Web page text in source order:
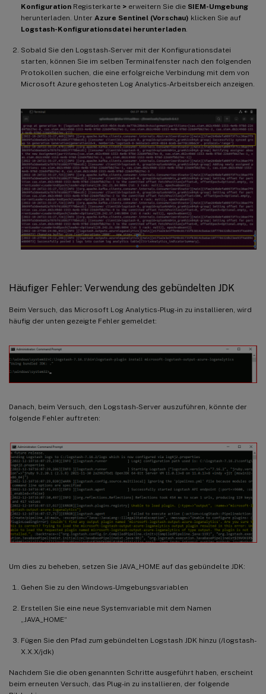
Konfiguration Registerkarte > erweitern Sie die SIEM-Umgebung
herunterladen. Unter Azure Sentinel (Vorschau) klicken Sie auf
Logstash-Konfigurationsdatei herunterladen
Sobald Sie den Logstash-Server mit der Konfigurationsdatei
starten, können Sie im selben Terminalfenster nach den folgenden
Protokollen suchen, die eine erfolgreiche Verbindung mit dem von
Microsoft Azure gehosteten Log Analytics-Arbeitsbereich anzeigen.
Häufiger Fehler: Verwendung des gebündelten JDK
Beim Versuch, das Microsoft Log Analytics-Plug-in zu installieren, wird
häufig der unten gezeigte Fehler gemeldet:
Danach, beim Versuch, den Logstash-Server auszuführen, könnte der
folgende Fehler auftreten:
Um dies zu beheben, setzen Sie JAVA_HOME auf das gebündelte JDK:
Gehen Sie zu den Windows-Umgebungsvariablen
Erstellen Sie eine neue Systemvariable mit dem Namen
„JAVA_HOME“
Fügen Sie den Pfad zum gebündelten Logstash JDK hinzu (/logstash-
X.X.X/jdk)
Nachdem Sie die oben genannten Schritte ausgeführt haben, erscheint
beim erneuten Versuch, das Plug-in zu installieren, der folgende